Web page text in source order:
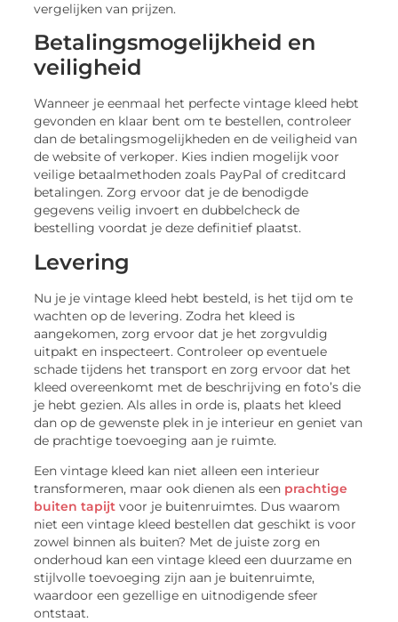
vergelijken van prijzen.
Betalingsmogelijkheid en
veiligheid
Wanneer je eenmaal het perfecte vintage kleed hebt
gevonden en klaar bent om te bestellen, controleer
dan de betalingsmogelijkheden en de veiligheid van
de website of verkoper. Kies indien mogelijk voor
veilige betaalmethoden zoals PayPal of creditcard
betalingen. Zorg ervoor dat je de benodigde
gegevens veilig invoert en dubbelcheck de
bestelling voordat je deze definitief plaatst.
Levering
Nu je je vintage kleed hebt besteld, is het tijd om te
wachten op de levering. Zodra het kleed is
aangekomen, zorg ervoor dat je het zorgvuldig
uitpakt en inspecteert. Controleer op eventuele
schade tijdens het transport en zorg ervoor dat het
kleed overeenkomt met de beschrijving en foto’s die
je hebt gezien. Als alles in orde is, plaats het kleed
dan op de gewenste plek in je interieur en geniet van
de prachtige toevoeging aan je ruimte.
Een vintage kleed kan niet alleen een interieur
transformeren, maar ook dienen als een prachtige
buiten tapijt voor je buitenruimtes. Dus waarom
niet een vintage kleed bestellen dat geschikt is voor
zowel binnen als buiten? Met de juiste zorg en
onderhoud kan een vintage kleed een duurzame en
stijlvolle toevoeging zijn aan je buitenruimte,
waardoor een gezellige en uitnodigende sfeer
ontstaat.